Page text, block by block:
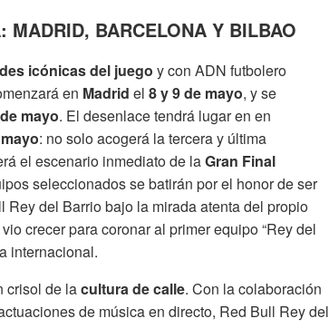
MADRID, BARCELONA Y BILBAO
icónicas del juego y con ADN futbolero
en Madrid el 8 y 9 de mayo, y se
mayo. El desenlace tendrá lugar en en
: no solo acogerá la tercera y última
el escenario inmediato de laGran Final
seleccionados se batirán por el honor de ser
Rey del Barrio bajo la mirada atenta del propio
crecer para coronar al primer equipo “Rey del
internacional.
crisol de lacultura de calle. Con la colaboración
de música en directo, Red Bull Rey del